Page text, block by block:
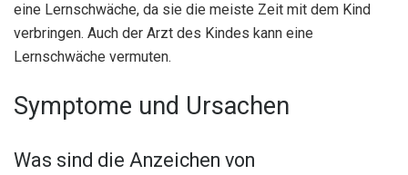
eine Lernschwäche, da sie die meiste Zeit mit dem Kind
verbringen. Auch der Arzt des Kindes kann eine
Lernschwäche vermuten.
Symptome und Ursachen
Was sind die Anzeichen von